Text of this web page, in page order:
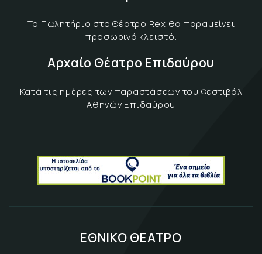
Το Πωλητήριο στο Θέατρο Rex θα παραμείνει
προσωρινά κλειστό.
Αρχαίο Θέατρο Επιδαύρου
Κατά τις ημέρες των παραστάσεων του Φεστιβάλ
Αθηνών Επιδαύρου
ΕΘΝΙΚΟ ΘΕΑΤΡΟ